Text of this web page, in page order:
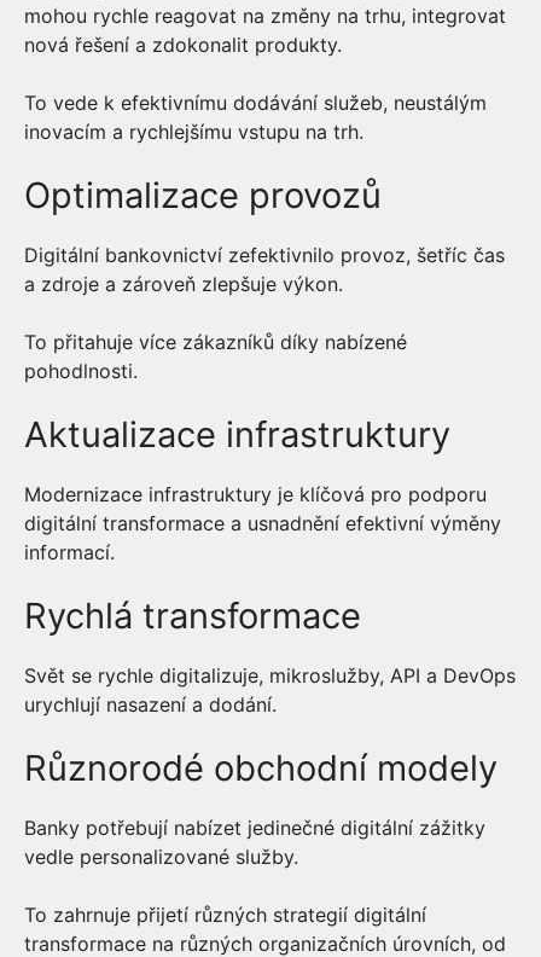
mohou rychle reagovat na změny na trhu, integrovat
nová řešení a zdokonalit produkty.
To vede k efektivnímu dodávání služeb, neustálým
inovacím a rychlejšímu vstupu na trh.
Optimalizace provozů
Digitální bankovnictví zefektivnilo provoz, šetříc čas
a zdroje a zároveň zlepšuje výkon.
To přitahuje více zákazníků díky nabízené
pohodlnosti.
Aktualizace infrastruktury
Modernizace infrastruktury je klíčová pro podporu
digitální transformace a usnadnění efektivní výměny
informací.
Rychlá transformace
Svět se rychle digitalizuje, mikroslužby, API a DevOps
urychlují nasazení a dodání.
Různorodé obchodní modely
Banky potřebují nabízet jedinečné digitální zážitky
vedle personalizované služby.
To zahrnuje přijetí různých strategií digitální
transformace na různých organizačních úrovních, od